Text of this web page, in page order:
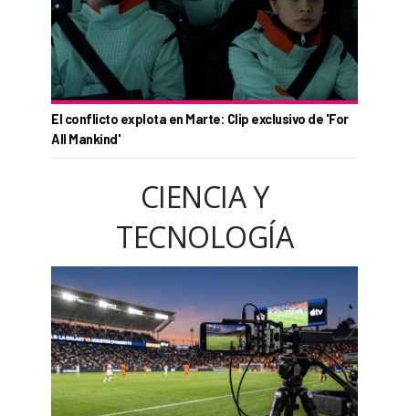
El conflicto explota en Marte: Clip exclusivo de 'For
All Mankind'
CIENCIA Y
TECNOLOGÍA